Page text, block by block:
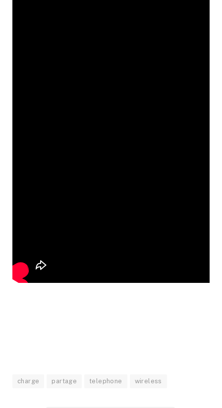
charge partage telephone wireless